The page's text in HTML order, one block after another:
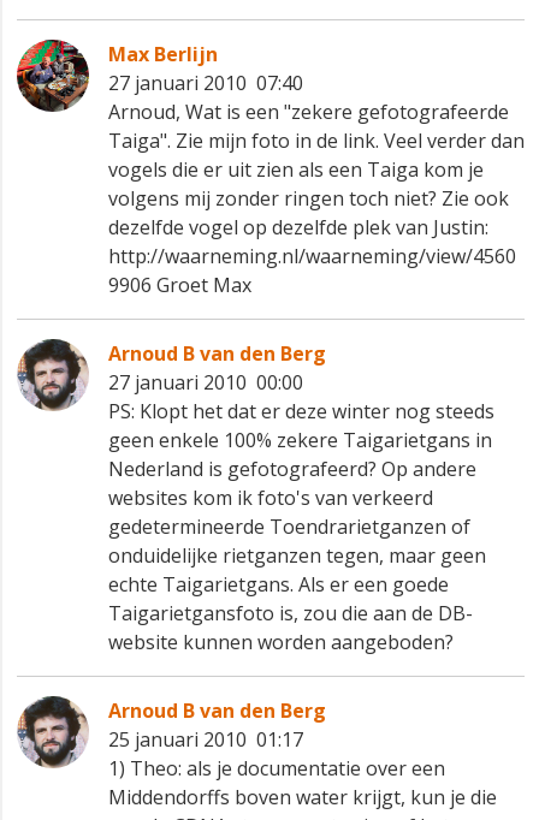
Max Berlijn
27 januari 2010 07:40
Arnoud, Wat is een "zekere gefotografeerde
Taiga". Zie mijn foto in de link. Veel verder dan
vogels die er uit zien als een Taiga kom je
volgens mij zonder ringen toch niet? Zie ook
dezelfde vogel op dezelfde plek van Justin:
http://waarneming.nl/waarneming/view/4560
9906 Groet Max
Arnoud B van den Berg
27 januari 2010 00:00
PS: Klopt het dat er deze winter nog steeds
geen enkele 100% zekere Taigarietgans in
Nederland is gefotografeerd? Op andere
websites kom ik foto's van verkeerd
gedetermineerde Toendrarietganzen of
onduidelijke rietganzen tegen, maar geen
echte Taigarietgans. Als er een goede
Taigarietgansfoto is, zou die aan de DB-
website kunnen worden aangeboden?
Arnoud B van den Berg
25 januari 2010 01:17
1) Theo: als je documentatie over een
Middendorffs boven water krijgt, kun je die